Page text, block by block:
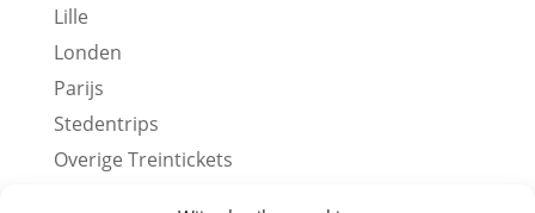
Lille
Londen
Parijs
Stedentrips
Overige Treintickets